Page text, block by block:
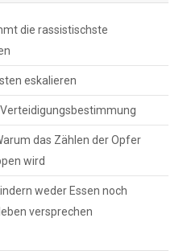
die rassistischste
eskalieren
das Zählen der Opfer
wird
weder Essen noch
versprechen